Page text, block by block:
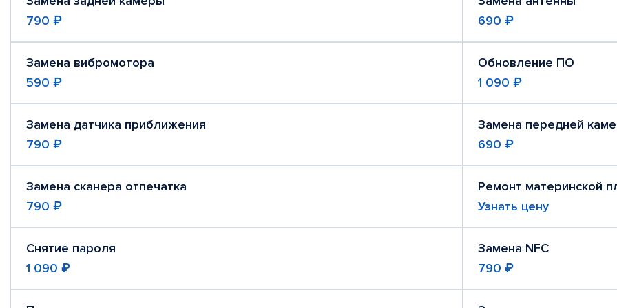
790 ₽
690 ₽
Замена вибромотора
590 ₽
Обновление ПО
1 090 ₽
Замена датчика приближения
790 ₽
Замена передней
690 ₽
Замена сканера отпечатка
790 ₽
Ремонт материнской
Узнать цену
Снятие пароля
1 090 ₽
Замена NFC
790 ₽